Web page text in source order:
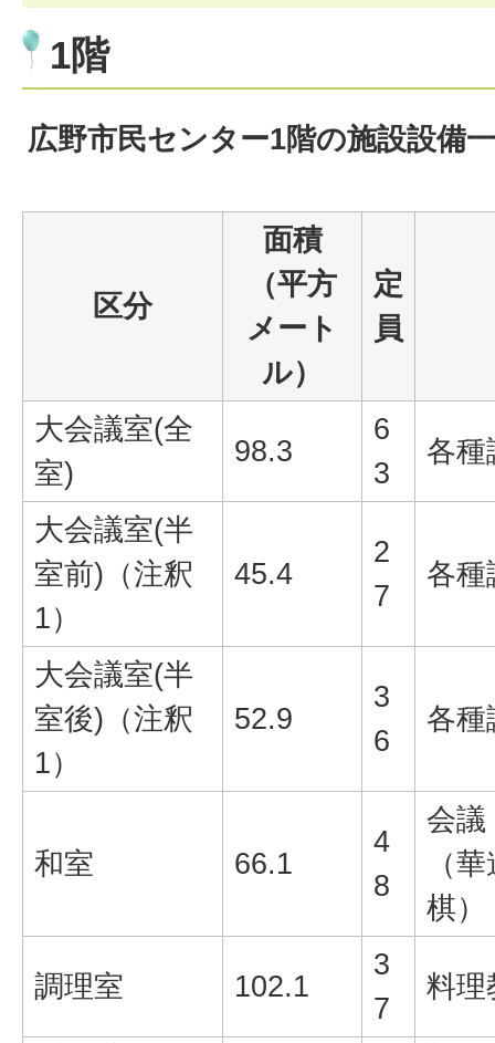
1階
広野市民センター1階の施設設備
区分
面積
（平方
メート
ル）
定
員
大会議室(全
室)
98.3
6
3
各種
大会議室(半
室前)（注釈
1）
45.4
2
7
各種
大会議室(半
室後)（注釈
1）
52.9
3
6
各種
和室 66.1
4
8
会議
（
棋）
調理室 102.1
3
7
料理